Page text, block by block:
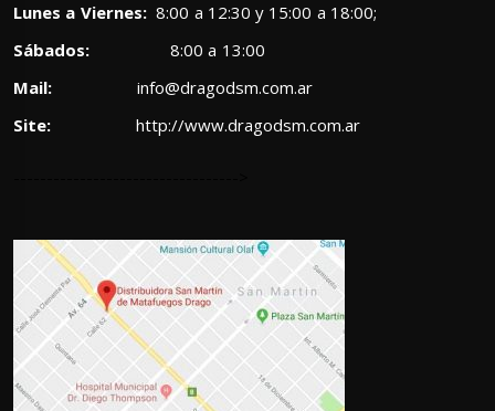
Lunes a Viernes:8:00 a 12:30 y 15:00 a 18:00;
Sábados: 8:00 a 13:00
Mail:
info@dragodsm.com.ar
Site:
http://www.dragodsm.com.ar